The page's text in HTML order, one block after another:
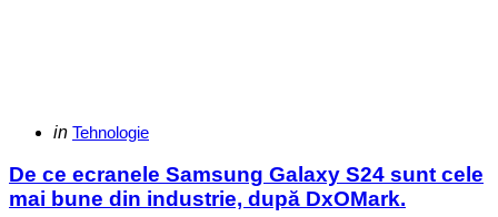
Categories
Posted
in Tehnologie
De ce ecranele Samsung Galaxy S24 sunt cele
mai bune din industrie, după DxOMark.